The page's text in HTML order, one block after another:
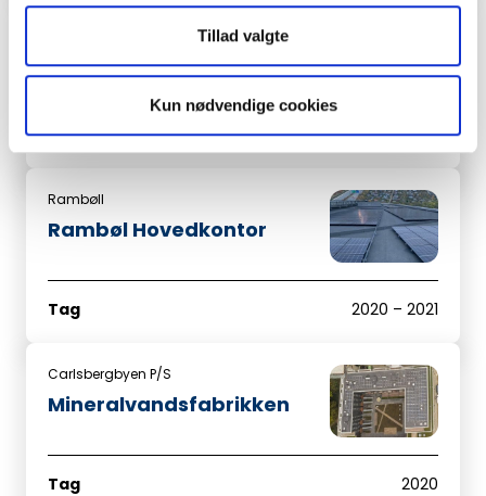
Tillad valgte
Kun nødvendige cookies
Tag 2021
Rambøll
Rambøl Hovedkontor
Tag 2020 – 2021
Carlsbergbyen P/S
Mineralvandsfabrikken
Tag 2020